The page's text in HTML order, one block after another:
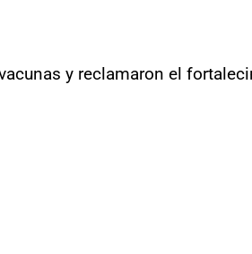
y reclamaron el